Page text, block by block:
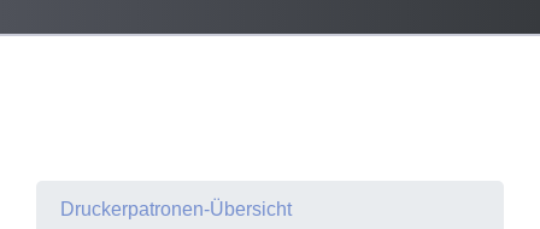
Druckerpatronen-Übersicht